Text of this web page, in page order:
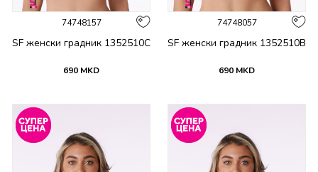
74748157
SF женски градник 1352510C
690 MKD
74748057
SF женски градник 1352510B
690 MKD